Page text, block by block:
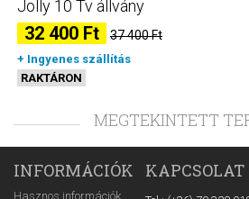
Jolly 10 Tv állvány
32 400 Ft 37 400 Ft
+ Ingyenes szállítás
RAKTÁRON
MEGTEKINTETT
INFORMÁCIÓK
Hasznos információk
KAPCSOLAT